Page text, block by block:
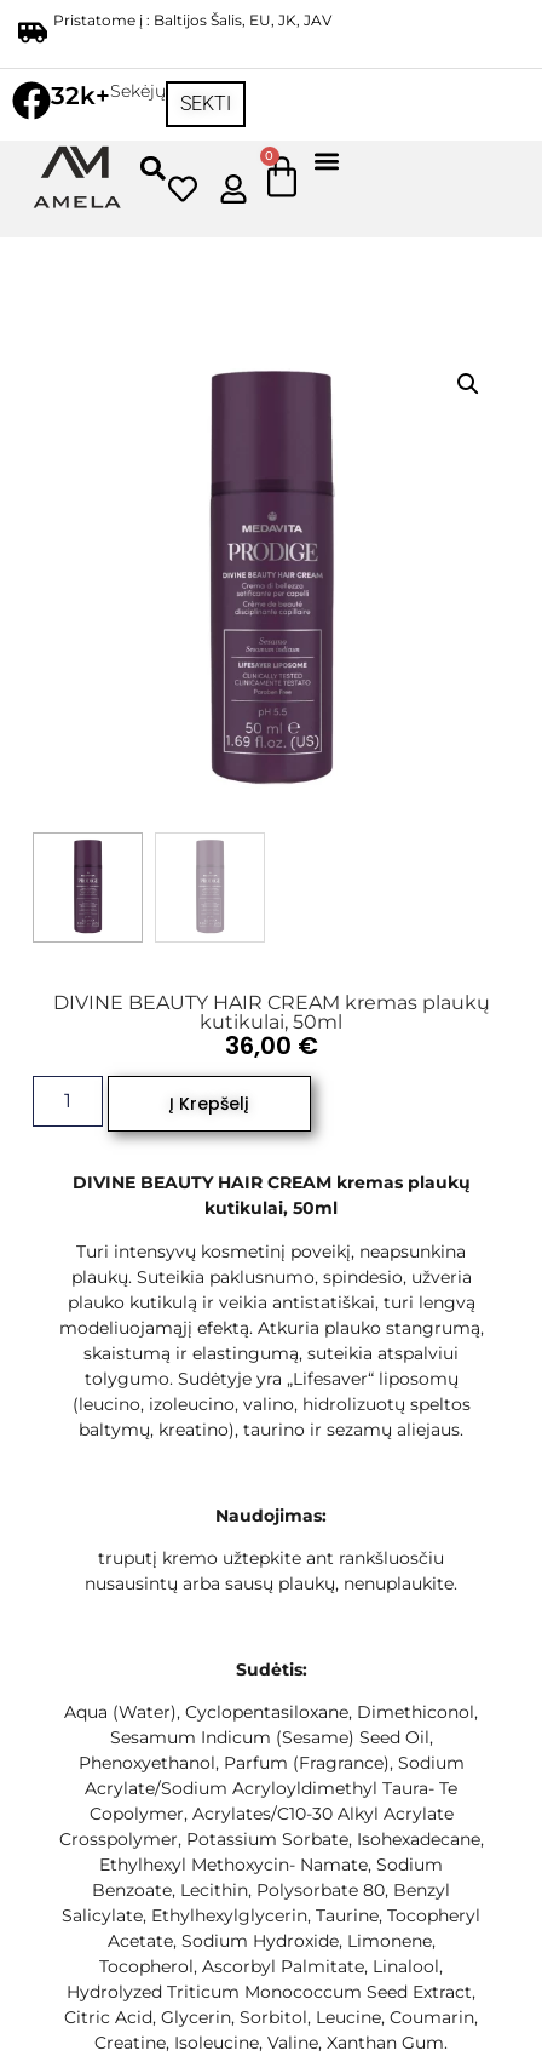
Pristatome į : Baltijos Šalis, EU, JK, JAV
32k+Sekėjų
SEKTI
0
DIVINE BEAUTY HAIR CREAM kremas plaukų
kutikulai, 50ml
DIVINE BEAUTY HAIR CREAM kremas plaukų
kutikulai, 50ml
Turi intensyvų kosmetinį poveikį, neapsunkina
plaukų. Suteikia paklusnumo, spindesio, užveria
plauko kutikulą ir veikia antistatiškai, turi lengvą
modeliuojamąjį efektą. Atkuria plauko stangrumą,
skaistumą ir elastingumą, suteikia atspalviui
tolygumo. Sudėtyje yra „Lifesaver“ liposomų
(leucino, izoleucino, valino, hidrolizuotų speltos
baltymų, kreatino), taurino ir sezamų aliejaus.
Naudojimas:
truputį kremo užtepkite ant rankšluosčiu
nusausintų arba sausų plaukų, nenuplaukite.
Sudėtis:
Aqua (Water), Cyclopentasiloxane, Dimethiconol,
Sesamum Indicum (Sesame) Seed Oil,
Phenoxyethanol, Parfum (Fragrance), Sodium
Acrylate/Sodium Acryloyldimethyl Taura- Te
Copolymer, Acrylates/C10-30 Alkyl Acrylate
Crosspolymer, Potassium Sorbate, Isohexadecane,
Ethylhexyl Methoxycin- Namate, Sodium
Benzoate, Lecithin, Polysorbate 80, Benzyl
Salicylate, Ethylhexylglycerin, Taurine, Tocopheryl
Acetate, Sodium Hydroxide, Limonene,
Tocopherol, Ascorbyl Palmitate, Linalool,
Hydrolyzed Triticum Monococcum Seed Extract,
Citric Acid, Glycerin, Sorbitol, Leucine, Coumarin,
Creatine, Isoleucine, Valine, Xanthan Gum.
36,00 €
Į Krepšelį